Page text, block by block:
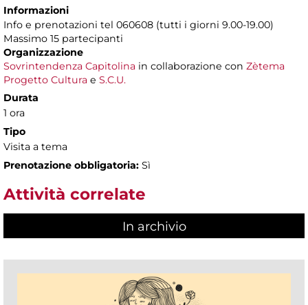
Informazioni
Info e prenotazioni tel 060608 (tutti i giorni 9.00-19.00)
Massimo 15 partecipanti
Organizzazione
Sovrintendenza Capitolina in collaborazione con Zètema
Progetto Cultura e S.C.U.
Durata
1 ora
Tipo
Visita a tema
Prenotazione obbligatoria: Sì
Attività correlate
In archivio